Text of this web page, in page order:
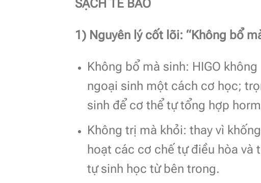
SẠCH TẾ BÀO
1) Nguyên lý cốt lõi: “Không bổ
Không bổ mà sinh: HIGO
ngoại sinh một cách cơ học;
sinh để cơ thể tự tổng hợp
Không trị mà khỏi: thay vì
hoạt các cơ chế tự điều hòa
tự sinh học từ bên trong.